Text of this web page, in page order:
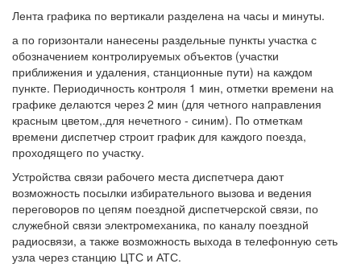
Лента графика по вертикали разделена на часы и минуты.
а по горизонтали нанесены раздельные пункты участка с
обозначением контролируемых объектов (участки
приближения и удаления, станционные пути) на каждом
пункте. Периодичность контроля 1 мин, отметки времени на
графике делаются через 2 мин (для четного направления
красным цветом,.для нечетного - синим). По отметкам
времени диспетчер строит график для каждого поезда,
проходящего по участку.
Устройства связи рабочего места диспетчера дают
возможность посылки избирательного вызова и ведения
переговоров по цепям поездной диспетчерской связи, по
служебной связи электромеханика, по каналу поездной
радиосвязи, а также возможность выхода в телефонную сеть
узла через станцию ЦТС и АТС.